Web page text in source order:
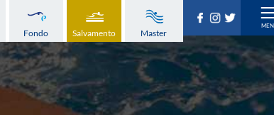
Fondo Salvamento Master